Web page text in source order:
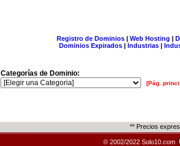
Registro de Dominios| Web Hosting |
Dominios Expirados | Industrias |
Categorías de Dominio:
[Pág.
** Precios
© 2002/2022 Solo10.com